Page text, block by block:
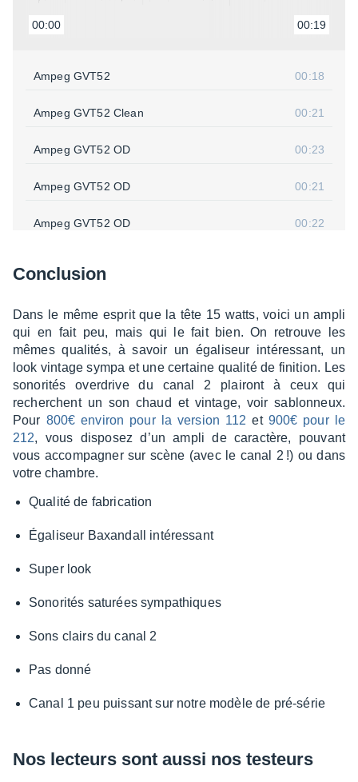
00:00 00:19
Ampeg GVT52 00:18
Ampeg GVT52 Clean 00:21
Ampeg GVT52 OD 00:23
Ampeg GVT52 OD 00:21
Ampeg GVT52 OD 00:22
Ampeg GVT52 OD 00:24
Ampeg GVT52 OD 00:22
Ampeg GVT52 OD 00:19
Conclu­sion
Dans le même esprit que la tête 15 watts, voici un ampli
qui en fait peu, mais qui le fait bien. On retrouve les
mêmes quali­tés, à savoir un égali­seur inté­res­sant, un
look vintage sympa et une certaine qualité de fini­tion. Les
sono­ri­tés over­drive du canal 2 plai­ront à ceux qui
recherchent un son chaud et vintage, voir sablon­neux.
Pour 800€ envi­ron pour la version 112 et 900€ pour le
212, vous dispo­sez d’un ampli de carac­tère, pouvant
vous accom­pa­gner sur scène (avec le canal 2 !) ou dans
votre chambre.
Qualité de fabri­ca­tion
Égali­seur Baxan­dall inté­res­sant
Super look
Sono­ri­tés satu­rées sympa­thiques
Sons clairs du canal 2
Pas donné
Canal 1 peu puis­sant sur notre modèle de pré-série
Nos lecteurs sont aussi nos testeurs